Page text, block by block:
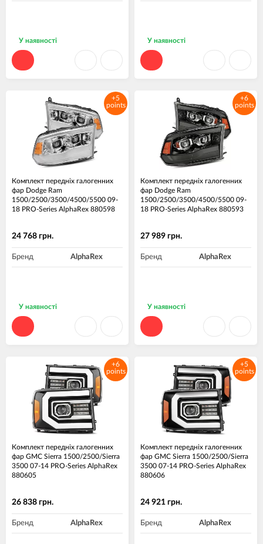
У наявності У наявності
+5
points
Комплект передніх галогенних
фар Dodge Ram
1500/2500/3500/4500/5500 09-
18 PRO-Series AlphaRex 880598
24 768 грн.
Бренд AlphaRex
У наявності
+6
points
Комплект передніх галогенних
фар Dodge Ram
1500/2500/3500/4500/5500 09-
18 PRO-Series AlphaRex 880593
27 989 грн.
Бренд AlphaRex
У наявності
+6
points
Комплект передніх галогенних
фар GMC Sierra 1500/2500/Sierra
3500 07-14 PRO-Series AlphaRex
880605
26 838 грн.
Бренд AlphaRex
+5
points
Комплект передніх галогенних
фар GMC Sierra 1500/2500/Sierra
3500 07-14 PRO-Series AlphaRex
880606
24 921 грн.
Бренд AlphaRex